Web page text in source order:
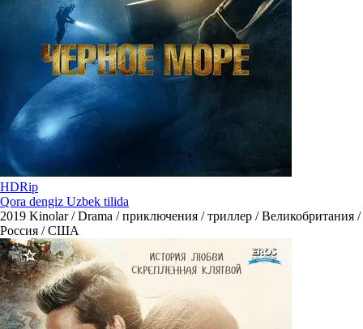
HDRip
Qora dengiz Uzbek tilida
2019 Kinolar / Drama / приключения / триллер / Великобритания /
Россия / США